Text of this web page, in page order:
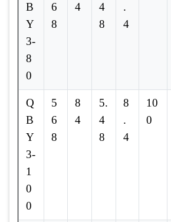
B
Y
3-
8
0
6
8
4
4
8
.
4
Q
B
Y
3-
1
0
0
5
6
8
8
4
5.
4
8
8
.
4
10
0